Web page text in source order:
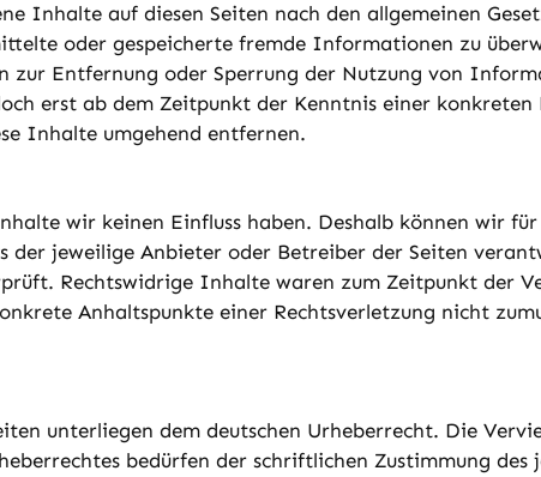
Inhalte auf diesen Seiten nach den allgemeinen
oder gespeicherte fremde Informationen zu
Entfernung oder Sperrung der Nutzung von
erst ab dem Zeitpunkt der Kenntnis einer konkreten
Inhalte umgehend entfernen.
wir keinen Einfluss haben. Deshalb können wir
jeweilige Anbieter oder Betreiber der Seiten
Rechtswidrige Inhalte waren zum Zeitpunkt der
Anhaltspunkte einer Rechtsverletzung nicht
unterliegen dem deutschen Urheberrecht. Die
bedürfen der schriftlichen Zustimmung des